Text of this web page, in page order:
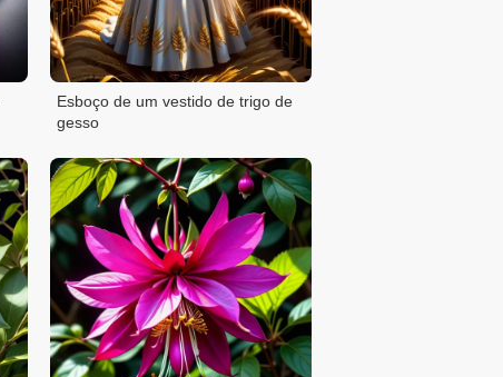
Esboço de um vestido de trigo de
gesso